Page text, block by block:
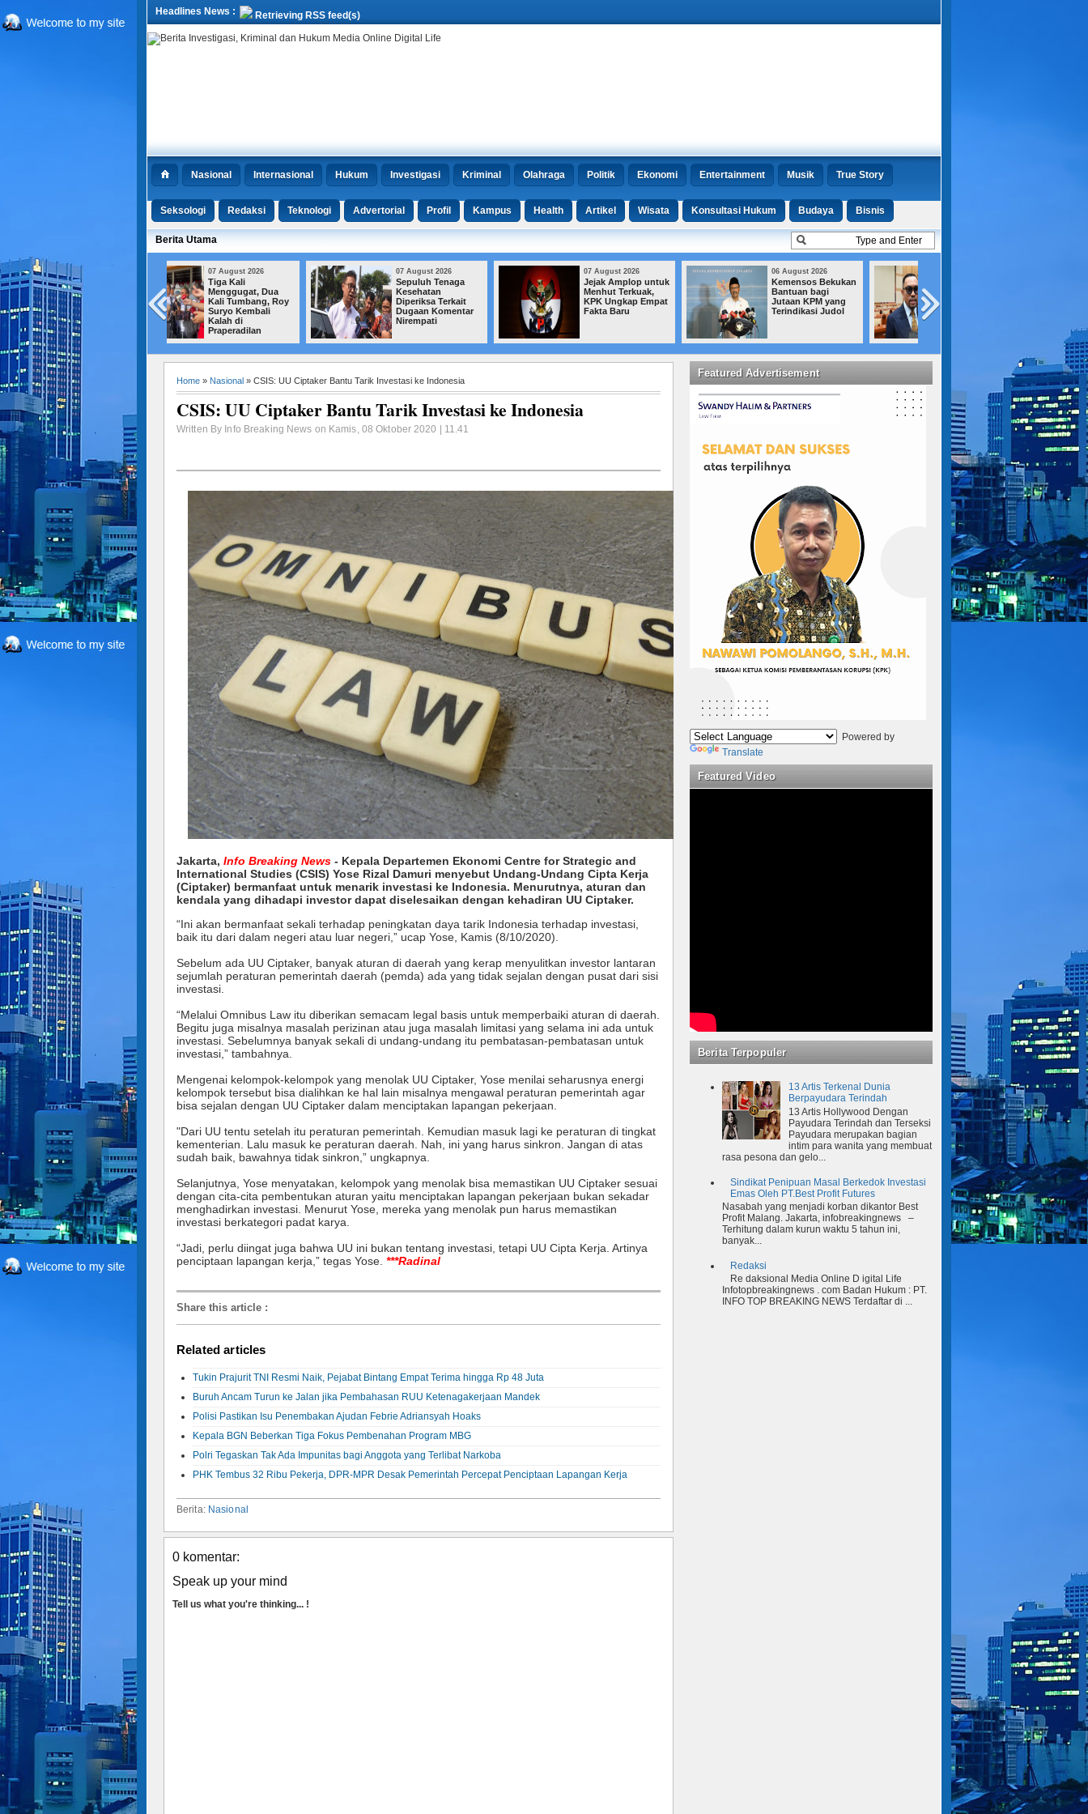
Headlines News : Retrieving RSS feed(s)
Nasional Internasional Hukum Investigasi Kriminal Olahraga Politik Ekonomi Entertainment Musik True Story
Seksologi Redaksi Teknologi Advertorial Profil Kampus Health Artikel Wisata Konsultasi Hukum Budaya Bisnis
Berita Utama
Tiga Kali
Menggugat, Dua
Kali Tumbang, Roy
Suryo Kembali
Kalah di
Praperadilan
07 August 2026
Sepuluh Tenaga
Kesehatan
Diperiksa Terkait
Dugaan Komentar
07 August 2026
Jejak Amplop untuk
KPK Ungkap Empat
Fakta Baru
06 August 2026
Kemensos Bekukan
Bantuan bagi
Jutaan KPM yang
Terindikasi Judol
06 August 2026
MUI Dorong
Hukuman Mati, DPR
Pilih Kejar Aset
Koruptor
Home » Nasional » CSIS: UU Ciptaker Bantu Tarik Investasi ke Indonesia
CSIS: UU Ciptaker Bantu Tarik Investasi ke Indonesia
Written By Info Breaking News on Kamis, 08 Oktober 2020 | 11.41
Jakarta, Info Breaking News - Kepala Departemen Ekonomi Centre for Strategic and
International Studies (CSIS) Yose Rizal Damuri menyebut Undang-Undang Cipta Kerja
(Ciptaker) bermanfaat untuk menarik investasi ke Indonesia. Menurutnya, aturan dan
kendala yang dihadapi investor dapat diselesaikan dengan kehadiran UU Ciptaker.
“Ini akan bermanfaat sekali terhadap peningkatan daya tarik Indonesia terhadap investasi,
baik itu dari dalam negeri atau luar negeri,” ucap Yose, Kamis (8/10/2020).
Sebelum ada UU Ciptaker, banyak aturan di daerah yang kerap menyulitkan investor lantaran
sejumlah peraturan pemerintah daerah (pemda) ada yang tidak sejalan dengan pusat dari sisi
investasi.
“Melalui Omnibus Law itu diberikan semacam legal basis untuk memperbaiki aturan di daerah.
Begitu juga misalnya masalah perizinan atau juga masalah limitasi yang selama ini ada untuk
investasi. Sebelumnya banyak sekali di undang-undang itu pembatasan-pembatasan untuk
investasi,” tambahnya.
Mengenai kelompok-kelompok yang menolak UU Ciptaker, Yose menilai seharusnya energi
kelompok tersebut bisa dialihkan ke hal lain misalnya mengawal peraturan pemerintah agar
bisa sejalan dengan UU Ciptaker dalam menciptakan lapangan pekerjaan.
"Dari UU tentu setelah itu peraturan pemerintah. Kemudian masuk lagi ke peraturan di tingkat
kementerian. Lalu masuk ke peraturan daerah. Nah, ini yang harus sinkron. Jangan di atas
sudah baik, bawahnya tidak sinkron,” ungkapnya.
Selanjutnya, Yose menyatakan, kelompok yang menolak bisa memastikan UU Ciptaker sesuai
dengan cita-cita pembentukan aturan yaitu menciptakan lapangan pekerjaan bukan sekadar
menghadirkan investasi. Menurut Yose, mereka yang menolak pun harus memastikan
investasi berkategori padat karya.
“Jadi, perlu diingat juga bahwa UU ini bukan tentang investasi, tetapi UU Cipta Kerja. Artinya
penciptaan lapangan kerja,” tegas Yose. ***Radinal
Share this article :
Related articles
Tukin Prajurit TNI Resmi Naik, Pejabat Bintang Empat Terima hingga Rp 48 Juta
Buruh Ancam Turun ke Jalan jika Pembahasan RUU Ketenagakerjaan Mandek
Polisi Pastikan Isu Penembakan Ajudan Febrie Adriansyah Hoaks
Kepala BGN Beberkan Tiga Fokus Pembenahan Program MBG
Polri Tegaskan Tak Ada Impunitas bagi Anggota yang Terlibat Narkoba
PHK Tembus 32 Ribu Pekerja, DPR-MPR Desak Pemerintah Percepat Penciptaan Lapangan Kerja
Berita: Nasional
0 komentar:
Speak up your mind
Tell us what you're thinking... !
Featured Advertisement
Powered by
Translate
Featured Video
Berita Terpopuler
13 Artis Terkenal Dunia
Berpayudara Terindah
13 Artis Hollywood Dengan
Payudara Terindah dan Terseksi
Payudara merupakan bagian
intim para wanita yang membuat
rasa pesona dan gelo...
Sindikat Penipuan Masal Berkedok Investasi
Emas Oleh PT.Best Profit Futures
Nasabah yang menjadi korban dikantor Best
Profit Malang. Jakarta, infobreakingnews –
Terhitung dalam kurun waktu 5 tahun ini,
banyak...
Redaksi
Re daksional Media Online D igital Life
Infotopbreakingnews . com Badan Hukum : PT.
INFO TOP BREAKING NEWS Terdaftar di ...